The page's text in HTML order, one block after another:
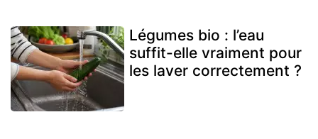
Légumes bio : l’eau
suffit-elle vraiment pour
les laver correctement ?